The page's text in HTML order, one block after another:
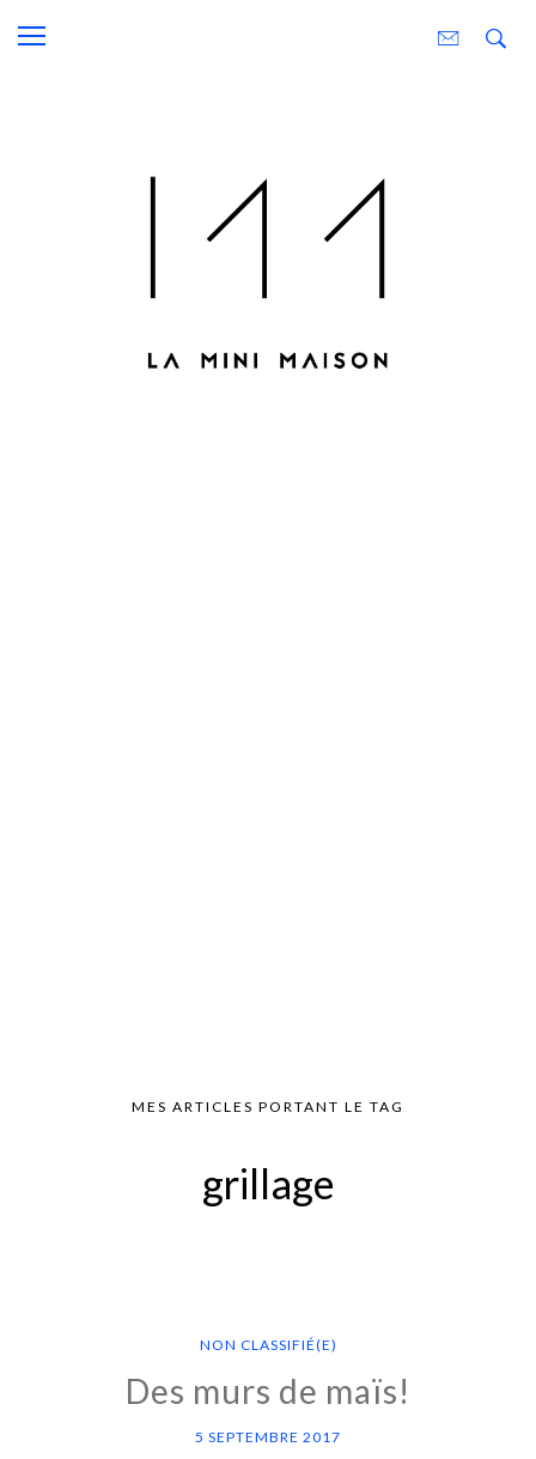
MES ARTICLES PORTANT LE TAG
grillage
NON CLASSIFIÉ(E)
Des murs de maïs!
5 SEPTEMBRE 2017